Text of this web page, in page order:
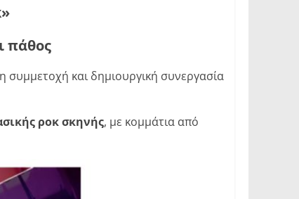
πάθος
και δημιουργική συνεργασία
ροκ σκηνής, με κομμάτια από